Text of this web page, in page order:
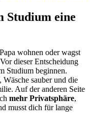
Studium eine
wohnen oder wagst
Vor dieser Entscheidung
Studium beginnen.
sauber und die
Auf der anderen Seite
mehr Privatsphäre,
musst dich für lange